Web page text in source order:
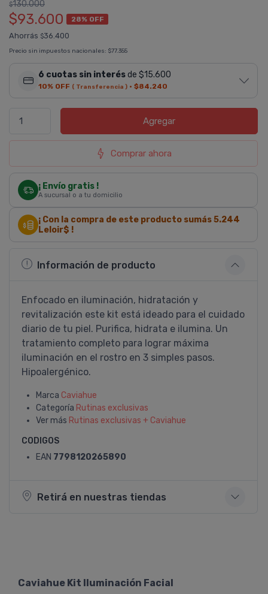
$130.000
$93.600 28% OFF
Ahorrás $36.400
Precio sin impuestos nacionales: $77.355
6 cuotas sin interésde $15.600
10% OFF ( Transferencia ) · $84.240
Agregar
Comprar ahora
¡ Envío gratis !
A sucursal o a tu domicilio
¡ Con la compra de este producto sumás5.244
Leloir$ !
Información de producto
Enfocado en iluminación, hidratación y
revitalización este kit está ideado para el cuidado
diario de tu piel. Purifica, hidrata e ilumina. Un
tratamiento completo para lograr máxima
iluminación en el rostro en 3 simples pasos.
Hipoalergénico.
Marca Caviahue
Categoría Rutinas exclusivas
Ver más Rutinas exclusivas + Caviahue
CODIGOS
EAN 7798120265890
Retirá en nuestras tiendas
Caviahue Kit Iluminación Facial